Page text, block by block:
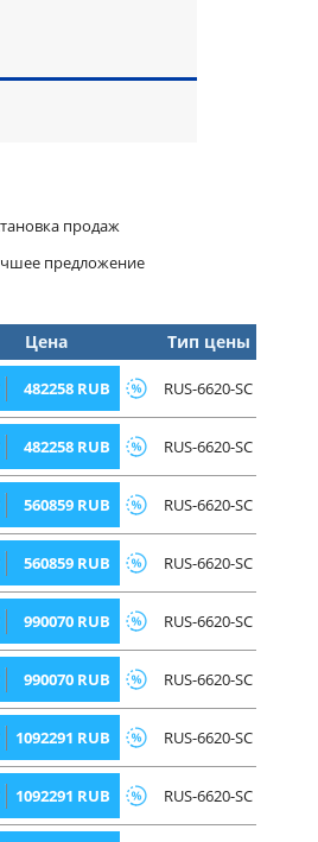
продаж
предложение
Цена Тип цены
482258 RUB RUS-6620-SC
482258 RUB RUS-6620-SC
560859 RUB RUS-6620-SC
560859 RUB RUS-6620-SC
990070 RUB RUS-6620-SC
990070 RUB RUS-6620-SC
1092291 RUB RUS-6620-SC
1092291 RUB RUS-6620-SC